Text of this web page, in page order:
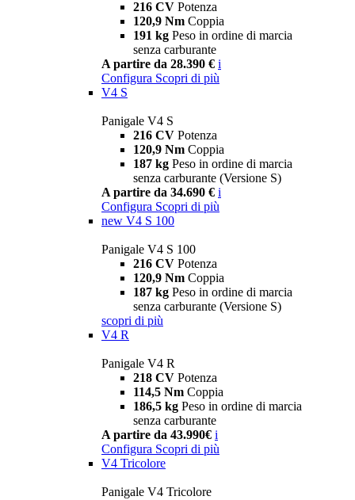
216 CV Potenza
120,9 Nm Coppia
191 kg Peso in ordine di marcia
senza carburante
A partire da 28.390 € i
Configura Scopri di più
V4 S
Panigale V4 S
216 CV Potenza
120,9 Nm Coppia
187 kg Peso in ordine di marcia
senza carburante (Versione S)
A partire da 34.690 € i
Configura Scopri di più
new V4 S 100
Panigale V4 S 100
216 CV Potenza
120,9 Nm Coppia
187 kg Peso in ordine di marcia
senza carburante (Versione S)
scopri di più
V4 R
Panigale V4 R
218 CV Potenza
114,5 Nm Coppia
186,5 kg Peso in ordine di marcia
senza carburante
A partire da 43.990€ i
Configura Scopri di più
V4 Tricolore
Panigale V4 Tricolore